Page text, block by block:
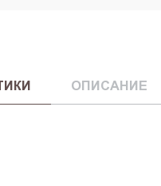
ОПИСАНИЕ